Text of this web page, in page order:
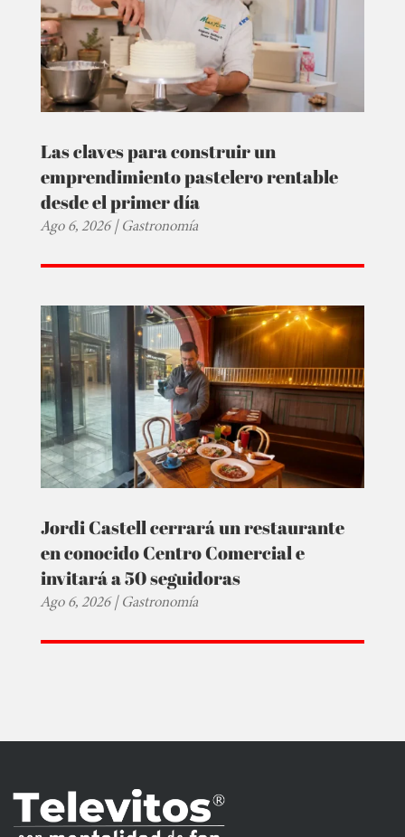
Las claves para construir un
emprendimiento pastelero rentable
desde el primer día
Ago 6, 2026|Gastronomía
Jordi Castell cerrará un restaurante
en conocido Centro Comercial e
invitará a 50 seguidoras
Ago 6, 2026|Gastronomía